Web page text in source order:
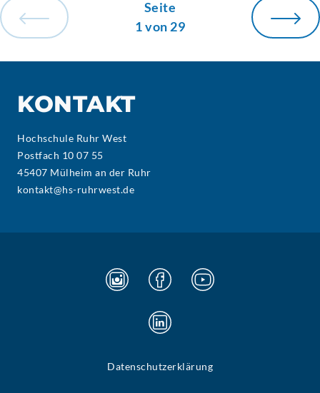
Seite
1 von 29
KONTAKT
Hochschule Ruhr West
Postfach 10 07 55
45407 Mülheim an der Ruhr
kontakt@hs-ruhrwest.de
Datenschutzerklärung